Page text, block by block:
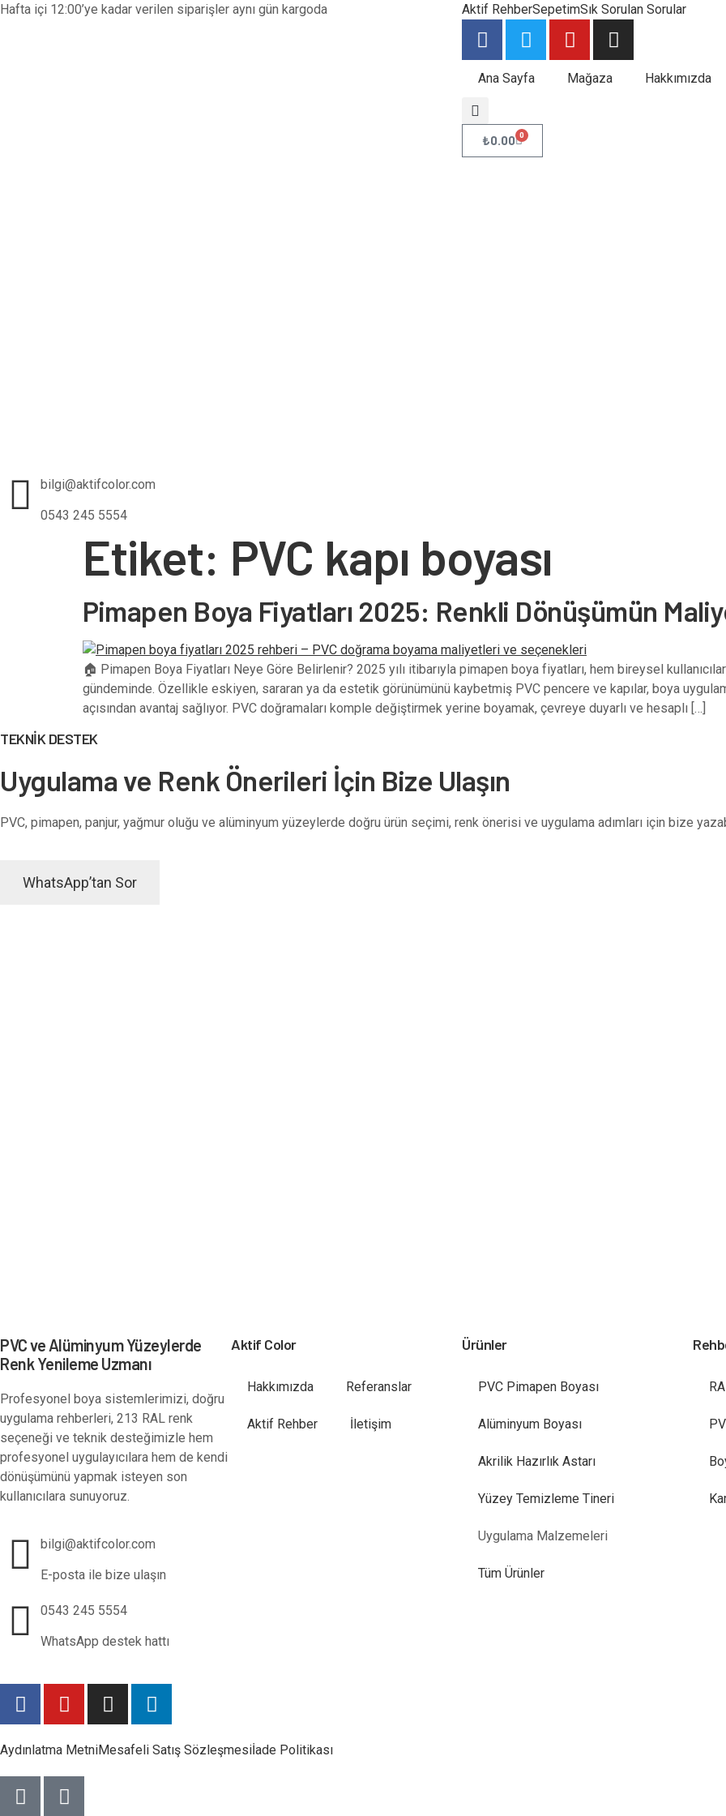
Hafta içi 12:00’ye kadar verilen siparişler aynı gün kargoda Aktif RehberSepetimSık Sorulan Sorular
bilgi@aktifcolor.com
0543 245 5554
Ana Sayfa Mağaza Hakkımızda
₺0.00 0
Etiket: PVC kapı boyası
Pimapen Boya Fiyatları 2025: Renkli Dönüşümün
🏠 Pimapen Boya Fiyatları Neye Göre Belirlenir? 2025 yılı itibarıyla pimapen boya fiyatları, hem bireysel
gündeminde. Özellikle eskiyen, sararan ya da estetik görünümünü kaybetmiş PVC pencere ve kapılar, boya
açısından avantaj sağlıyor. PVC doğramaları komple değiştirmek yerine boyamak, çevreye duyarlı ve hesaplı […]
TEKNİK DESTEK
Uygulama ve Renk Önerileri İçin Bize Ulaşın
PVC, pimapen, panjur, yağmur oluğu ve alüminyum yüzeylerde doğru ürün seçimi, renk önerisi ve uygulama adımları için bize
WhatsApp’tan Sor
PVC ve Alüminyum Yüzeylerde
Renk Yenileme Uzmanı
Profesyonel boya sistemlerimizi, doğru
uygulama rehberleri, 213 RAL renk
seçeneği ve teknik desteğimizle hem
profesyonel uygulayıcılara hem de kendi
dönüşümünü yapmak isteyen son
kullanıcılara sunuyoruz.
bilgi@aktifcolor.com
E-posta ile bize ulaşın
0543 245 5554
WhatsApp destek hattı
Aktif Color
Hakkımızda Referanslar
Aktif Rehber İletişim
Ürünler
PVC Pimapen Boyası
Alüminyum Boyası
Akrilik Hazırlık Astarı
Yüzey Temizleme Tineri
Uygulama Malzemeleri
Tüm Ürünler
Aydınlatma MetniMesafeli Satış Sözleşmesiİade Politikası